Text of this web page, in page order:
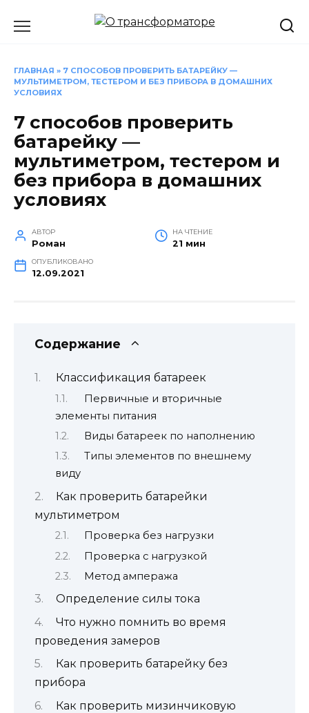
ГЛАВНАЯ » 7 СПОСОБОВ ПРОВЕРИТЬ БАТАРЕЙКУ —
МУЛЬТИМЕТРОМ, ТЕСТЕРОМ И БЕЗ ПРИБОРА В ДОМАШНИХ
УСЛОВИЯХ
7 способов проверить
батарейку —
мультиметром, тестером и
без прибора в домашних
условиях
АВТОР
Роман
НА ЧТЕНИЕ
21 мин
ОПУБЛИКОВАНО
12.09.2021
Содержание
Классификация батареек
Первичные и вторичные
элементы питания
Виды батареек по наполнению
Типы элементов по внешнему
виду
Как проверить батарейки
мультиметром
Проверка без нагрузки
Проверка с нагрузкой
Метод ампеража
Определение силы тока
Что нужно помнить во время
проведения замеров
Как проверить батарейку без
прибора
Как проверить мизинчиковую